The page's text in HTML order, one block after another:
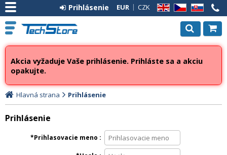
EN CZ SK
EUR CZK
Prihlásenie
Akcia vyžaduje Vaše prihlásenie. Prihláste sa a akciu
opakujte.
Hlavná strana Prihlásenie
Prihlásenie
Prihlasovacie meno